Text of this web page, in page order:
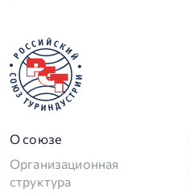
О союзе
Организационная
структура